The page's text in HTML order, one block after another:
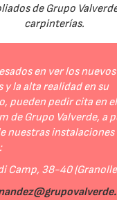
de Grupo
carpinterías.
en ver los nuevos
y la alta realidad en su
pueden pedir cita en el
de Grupo Valverde, a
nuestras instalaciones
Camp, 38-40